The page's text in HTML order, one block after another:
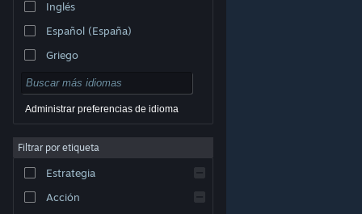
© Valve Corporation. Todos los derechos reservados.
Todas las marcas registradas pertenecen a sus
de Privacidad|Información legal
Acuerdo de Suscriptor a Steam
Cookies
Inglés
Español (España)
Griego
Administrar preferencias de idioma
Filtrar por etiqueta
Estrategia
Acción